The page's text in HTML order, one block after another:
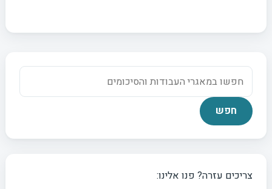
צריכים עזרה? פנו אלינו: